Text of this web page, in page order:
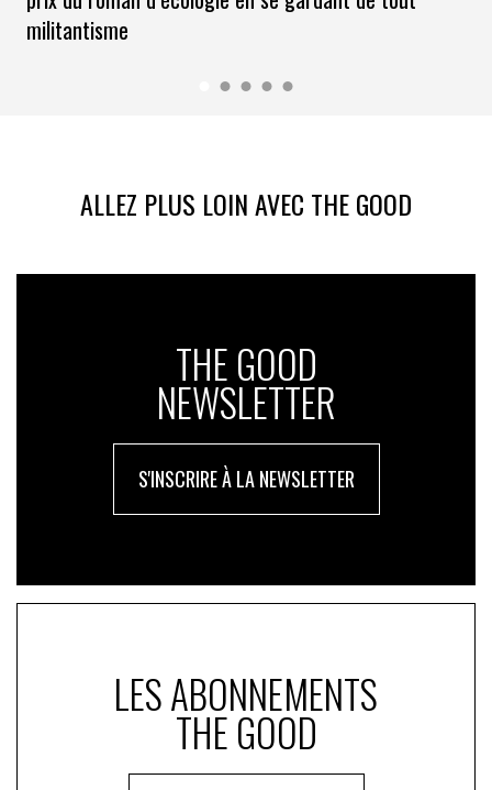
militantisme
ALLEZ PLUS LOIN AVEC THE GOOD
THE GOOD
NEWSLETTER
S'INSCRIRE À LA NEWSLETTER
LES ABONNEMENTS
THE GOOD